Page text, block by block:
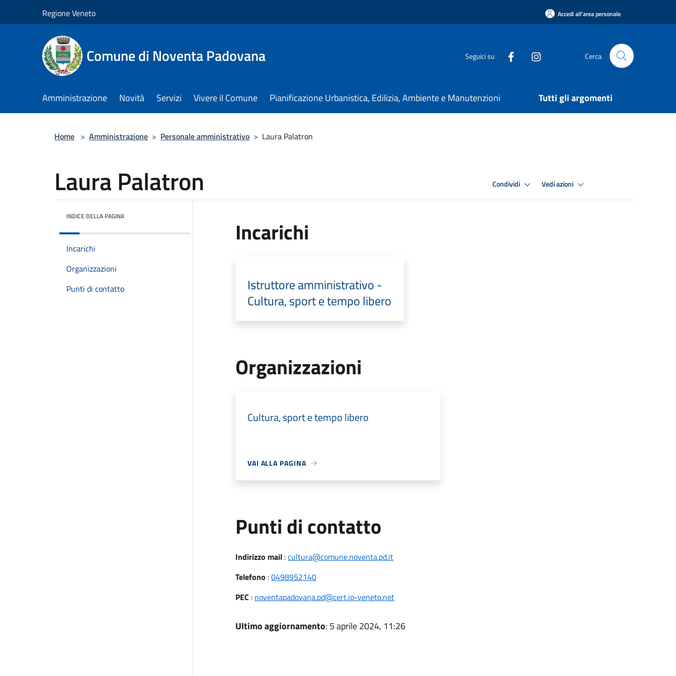
Regione Veneto Accedi all'area personale
Comune di Noventa Padovana Seguici su Cerca
Amministrazione Novità Servizi Vivere il Comune Pianificazione Urbanistica, Edilizia, Ambiente e Manutenzioni Tutti gli argomenti
Home > Amministrazione > Personale amministrativo > Laura Palatron
Laura Palatron Condividi Vedi azioni
INDICE DELLA PAGINA
Incarichi
Organizzazioni
Punti di contatto
Incarichi
Istruttore amministrativo -
Cultura, sport e tempo libero
Organizzazioni
Cultura, sport e tempo libero
VAI ALLA PAGINA
Punti di contatto
Indirizzo mail:cultura@comune.noventa.pd.it
Telefono :0498952140
PEC : noventapadovana.pd@cert.ip-veneto.net
Ultimo aggiornamento: 5 aprile 2024, 11:26